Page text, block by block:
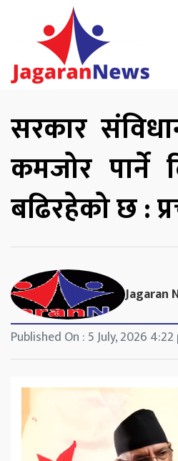
सरकार
कमजोर पार्ने
बढिरहेको छ :
Jagaran
Published On : 5 July, 2026